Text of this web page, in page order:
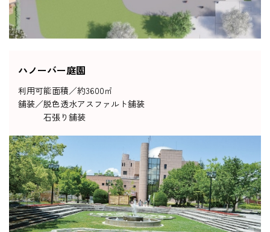
ハノーバー庭園
利用可能面積／約3600㎡
舗装／脱色透水アスファルト舗装
石張り舗装